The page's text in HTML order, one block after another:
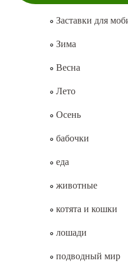
Заставки для
Зима
Весна
Лето
Осень
бабочки
еда
животные
котята и кошки
лошади
подводный мир